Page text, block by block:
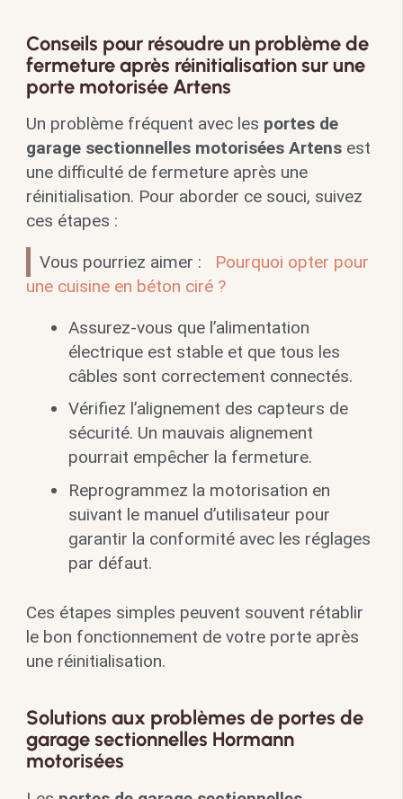
Conseils pour résoudre un problème de
fermeture après réinitialisation sur une
porte motorisée Artens
Un problème fréquent avec les portes de
garage sectionnelles motorisées Artensest
une difficulté de fermeture après une
réinitialisation. Pour aborder ce souci, suivez
ces étapes :
Vous pourriez aimer :
Pourquoi opter pour
une cuisine en béton ciré ?
Assurez-vous que l’alimentation
électrique est stable et que tous les
câbles sont correctement connectés.
Vérifiez l’alignement des capteurs de
sécurité. Un mauvais alignement
pourrait empêcher la fermeture.
Reprogrammez la motorisation en
suivant le manuel d’utilisateur pour
garantir la conformité avec les réglages
par défaut.
Ces étapes simples peuvent souvent rétablir
le bon fonctionnement de votre porte après
une réinitialisation.
Solutions aux problèmes de portes de
garage sectionnelles Hormann
motorisées